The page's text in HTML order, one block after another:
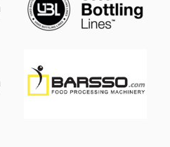
De Construcción